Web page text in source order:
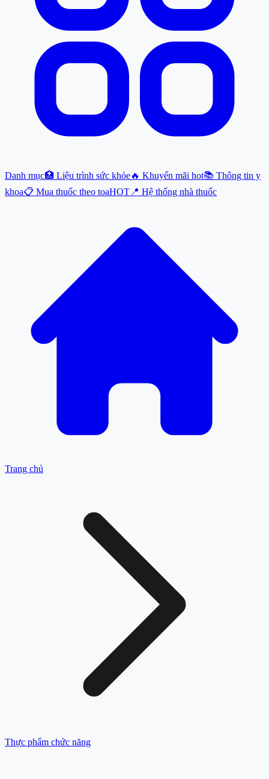
Danh mục🏥 Liệu trình sức khỏe🔥 Khuyến mãi hot📚 Thông tin y
khoa📋 Mua thuốc theo toaHOT 📍 Hệ thống nhà thuốc
Trang chủ
Thực phẩm chức năng